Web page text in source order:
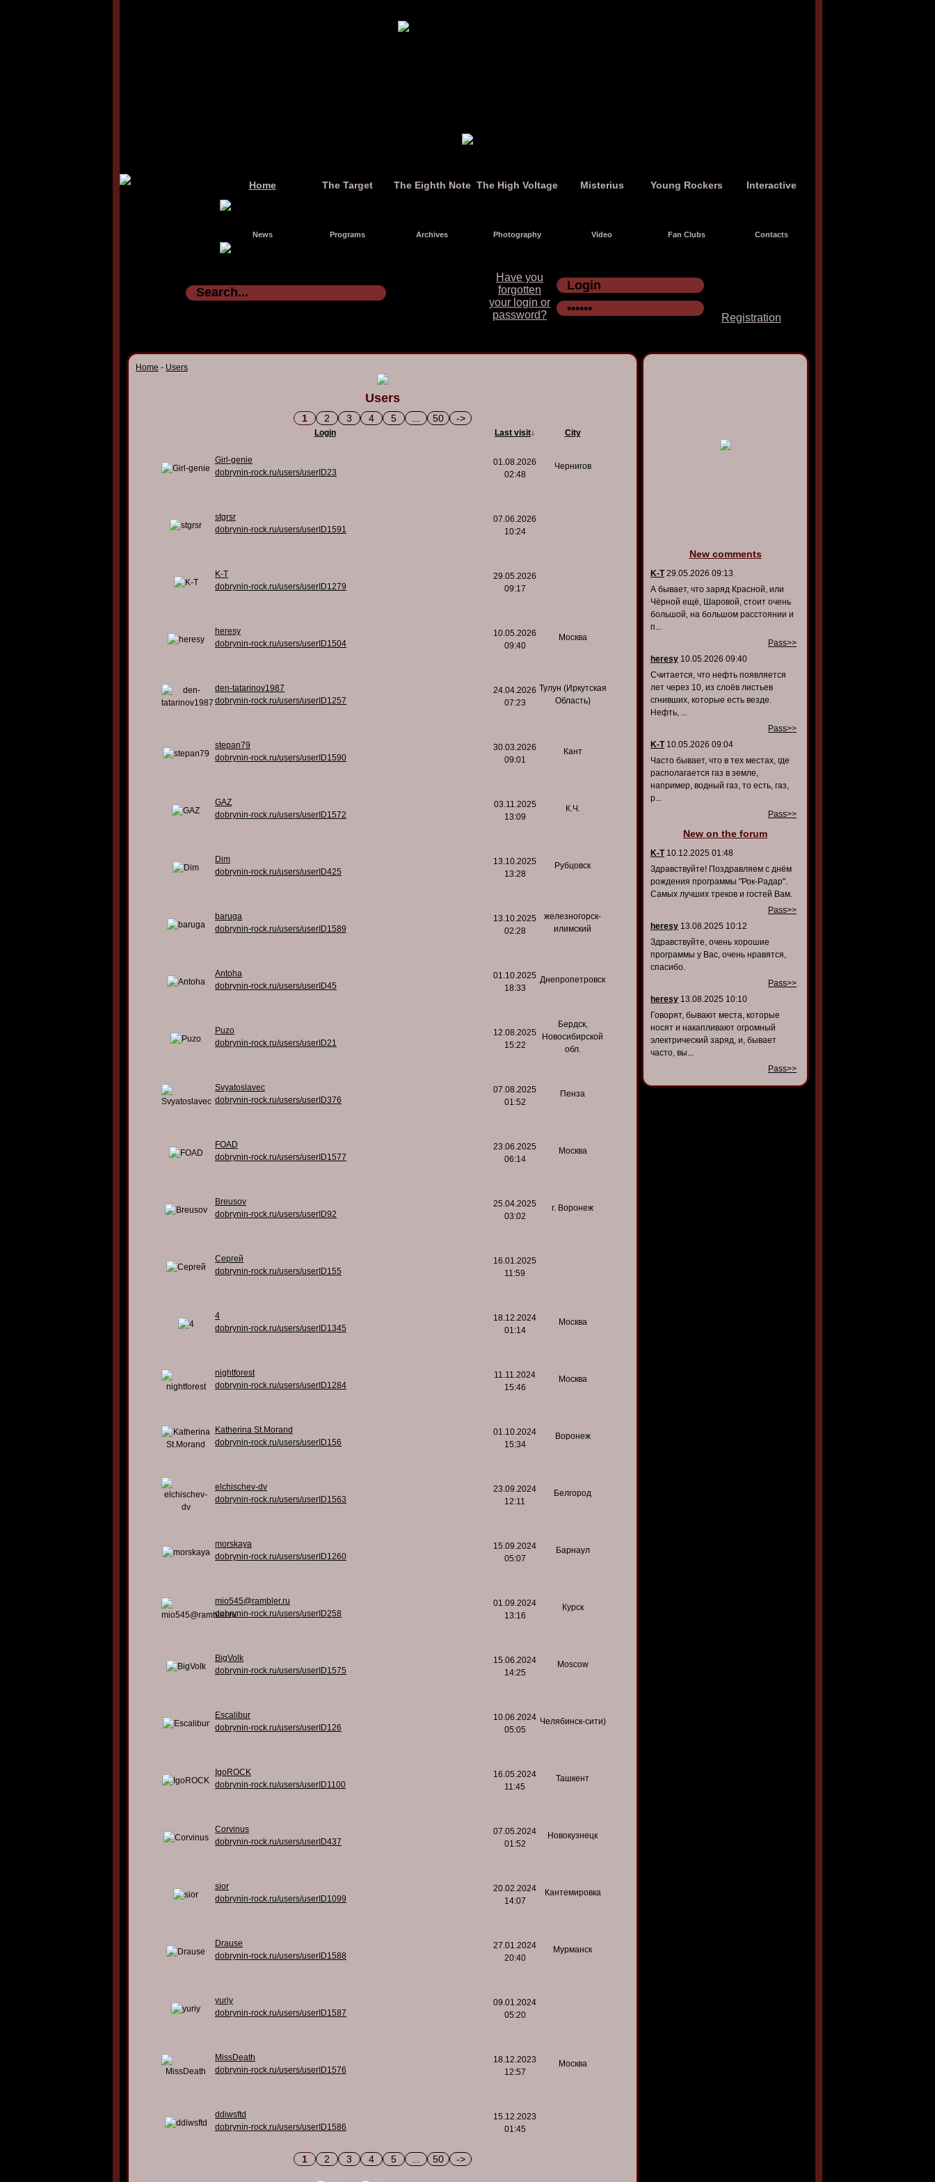
Home The Target The Eighth Note The High Voltage Misterius Young Rockers Interactive
News Programs Archives Photography Video Fan Clubs Contacts
Have you
forgotten
your login or
password?
Registration
Home - Users
Users
1 2 3 4 5 50 ->
Login Last visit↓ City
Girl-genie
dobrynin-rock.ru/users/userID23
01.08.2026
02:48
Чернигов
stgrsr
dobrynin-rock.ru/users/userID1591
07.06.2026
10:24
K-T
dobrynin-rock.ru/users/userID1279
29.05.2026
09:17
heresy
dobrynin-rock.ru/users/userID1504
10.05.2026
09:40
Москва
den-tatarinov1987
dobrynin-rock.ru/users/userID1257
24.04.2026
07:23
Тулун (Иркутская
Область)
stepan79
dobrynin-rock.ru/users/userID1590
30.03.2026
09:01
Кант
GAZ
dobrynin-rock.ru/users/userID1572
03.11.2025
13:09
К.Ч.
Dim
dobrynin-rock.ru/users/userID425
13.10.2025
13:28
Рубцовск
baruga
dobrynin-rock.ru/users/userID1589
13.10.2025
02:28
железногорск-
илимский
Antoha
dobrynin-rock.ru/users/userID45
01.10.2025
18:33
Днепропетровск
Puzo
dobrynin-rock.ru/users/userID21
12.08.2025
15:22
Бердск,
Новосибирской
обл.
Svyatoslavec
dobrynin-rock.ru/users/userID376
07.08.2025
01:52
Пенза
FOAD
dobrynin-rock.ru/users/userID1577
23.06.2025
06:14
Москва
Breusov
dobrynin-rock.ru/users/userID92
25.04.2025
03:02
г. Воронеж
Сергей
dobrynin-rock.ru/users/userID155
16.01.2025
11:59
4
dobrynin-rock.ru/users/userID1345
18.12.2024
01:14
Москва
nightforest
dobrynin-rock.ru/users/userID1284
11.11.2024
15:46
Москва
Katherina St.Morand
dobrynin-rock.ru/users/userID156
01.10.2024
15:34
Воронеж
elchischev-dv
dobrynin-rock.ru/users/userID1563
23.09.2024
12:11
Белгород
morskaya
dobrynin-rock.ru/users/userID1260
15.09.2024
05:07
Барнаул
mio545@rambler.ru
dobrynin-rock.ru/users/userID258
01.09.2024
13:16
Курск
BigVolk
dobrynin-rock.ru/users/userID1575
15.06.2024
14:25
Moscow
Escalibur
dobrynin-rock.ru/users/userID126
10.06.2024
05:05
Челябинск-сити)
IgoROCK
dobrynin-rock.ru/users/userID1100
16.05.2024
11:45
Ташкент
Corvinus
dobrynin-rock.ru/users/userID437
07.05.2024
01:52
Новокузнецк
sior
dobrynin-rock.ru/users/userID1099
20.02.2024
14:07
Кантемировка
Drause
dobrynin-rock.ru/users/userID1588
27.01.2024
20:40
Мурманск
yuriy
dobrynin-rock.ru/users/userID1587
09.01.2024
05:20
MissDeath
dobrynin-rock.ru/users/userID1576
18.12.2023
12:57
Москва
ddiwsftd
dobrynin-rock.ru/users/userID1586
15.12.2023
01:45
1 2 3 4 5 50 ->
New comments
K-T29.05.2026 09:13
А бывает, что заряд Красной, или
Чёрной ещё, Шаровой, стоит очень
большой, на большом расстоянии и
п...
Pass>>
heresy 10.05.2026 09:40
Считается, что нефть появляется
лет через 10, из слоёв листьев
сгнивших, которые есть везде.
Нефть, ...
Pass>>
K-T10.05.2026 09:04
Часто бывает, что в тех местах, где
располагается газ в земле,
например, водный газ, то есть, газ,
р...
Pass>>
New on the forum
K-T10.12.2025 01:48
Здравствуйте! Поздравляем с днём
рождения программы "Рок-Радар".
Самых лучших треков и гостей Вам.
Pass>>
heresy 13.08.2025 10:12
Здравствуйте, очень хорошие
программы у Вас, очень нравятся,
спасибо.
Pass>>
heresy 13.08.2025 10:10
Говорят, бывают места, которые
носят и накапливают огромный
электрический заряд, и, бывает
часто, вы...
Pass>>